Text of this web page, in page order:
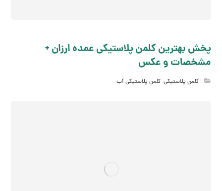
پخش بهترین کلمن پلاستیکی عمده ارزان +
مشخصات و عکس
کلمن پلاستیکی,کلمن پلاستیکی آب